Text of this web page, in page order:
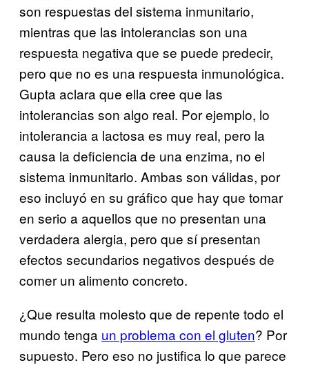
son respuestas del sistema inmunitario,
mientras que las intolerancias son una
respuesta negativa que se puede predecir,
pero que no es una respuesta inmunológica.
Gupta aclara que ella cree que las
intolerancias son algo real. Por ejemplo, lo
intolerancia a lactosa es muy real, pero la
causa la deficiencia de una enzima, no el
sistema inmunitario. Ambas son válidas, por
eso incluyó en su gráfico que hay que tomar
en serio a aquellos que no presentan una
verdadera alergia, pero que sí presentan
efectos secundarios negativos después de
comer un alimento concreto.
¿Que resulta molesto que de repente todo el
mundo tenga un problema con el gluten? Por
supuesto. Pero eso no justifica lo que parece